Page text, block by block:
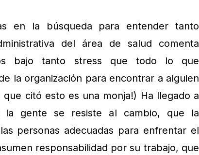
en la búsqueda para entender tanto
del área de salud comenta
bajo tanto stress que todo lo que
la organización para encontrar a alguien
que citó esto es una monja!) Ha llegado a
gente se resiste al cambio, que la
personas adecuadas para enfrentar el
responsabilidad por su trabajo, que